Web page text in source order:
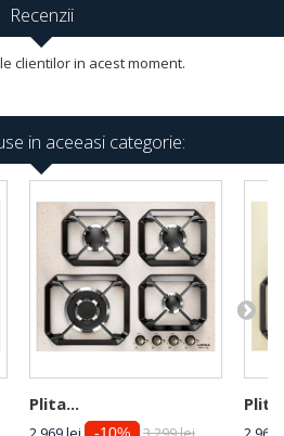
Recenzii
clientilor in acest moment.
in aceeasi categorie:
Plita...
-10%